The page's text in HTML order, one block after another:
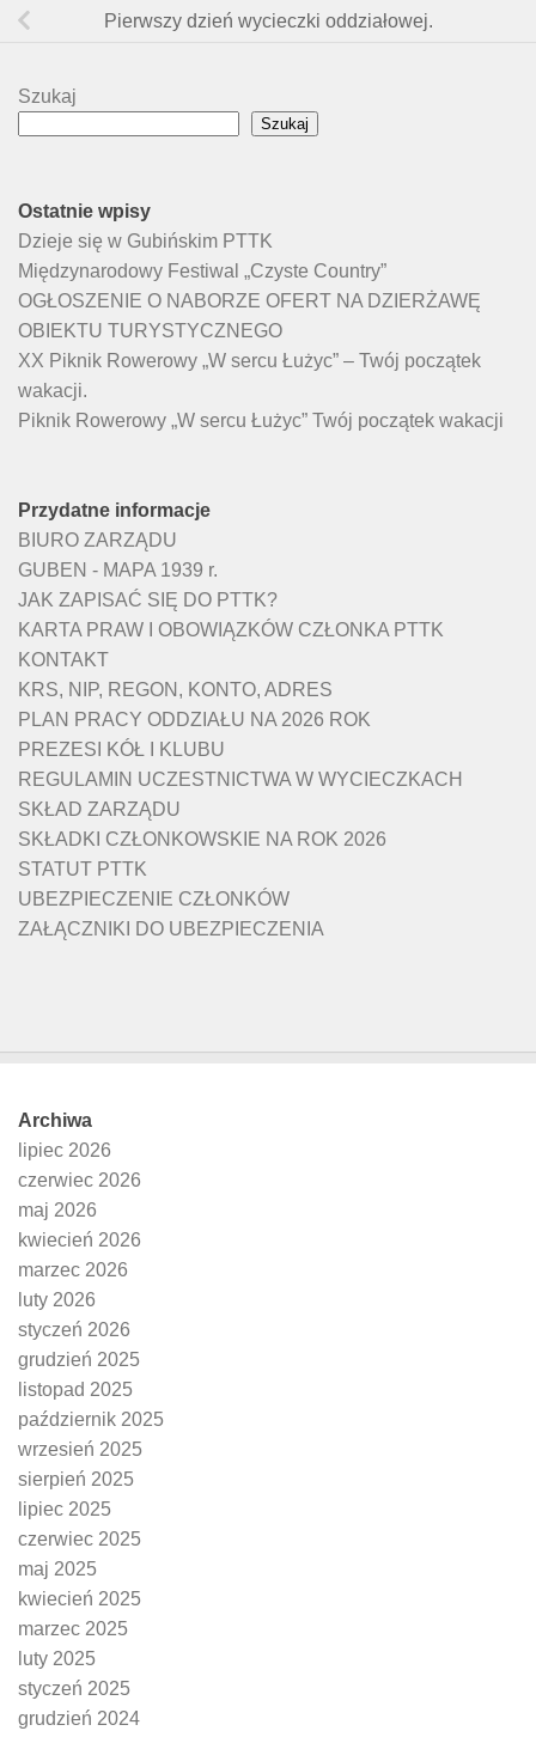
Pierwszy dzień wycieczki oddziałowej.
Szukaj
Szukaj
Ostatnie wpisy
Dzieje się w Gubińskim PTTK
Międzynarodowy Festiwal „Czyste Country”
OGŁOSZENIE O NABORZE OFERT NA DZIERŻAWĘ
OBIEKTU TURYSTYCZNEGO
XX Piknik Rowerowy „W sercu Łużyc” – Twój początek
wakacji.
Piknik Rowerowy „W sercu Łużyc” Twój początek wakacji
Przydatne informacje
BIURO ZARZĄDU
GUBEN - MAPA 1939 r.
JAK ZAPISAĆ SIĘ DO PTTK?
KARTA PRAW I OBOWIĄZKÓW CZŁONKA PTTK
KONTAKT
KRS, NIP, REGON, KONTO, ADRES
PLAN PRACY ODDZIAŁU NA 2026 ROK
PREZESI KÓŁ I KLUBU
REGULAMIN UCZESTNICTWA W WYCIECZKACH
SKŁAD ZARZĄDU
SKŁADKI CZŁONKOWSKIE NA ROK 2026
STATUT PTTK
UBEZPIECZENIE CZŁONKÓW
ZAŁĄCZNIKI DO UBEZPIECZENIA
Archiwa
lipiec 2026
czerwiec 2026
maj 2026
kwiecień 2026
marzec 2026
luty 2026
styczeń 2026
grudzień 2025
listopad 2025
październik 2025
wrzesień 2025
sierpień 2025
lipiec 2025
czerwiec 2025
maj 2025
kwiecień 2025
marzec 2025
luty 2025
styczeń 2025
grudzień 2024